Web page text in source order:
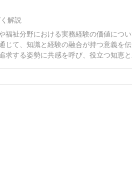
解説
福祉分野における実務経験の価値につ
じて、知識と経験の融合が持つ意義を
する姿勢に共感を呼び、役立つ知恵と